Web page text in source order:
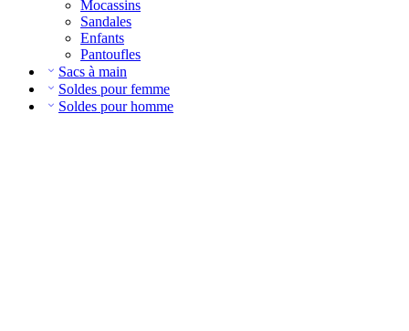
Mocassins
Sandales
Enfants
Pantoufles
Sacs à main
Soldes pour femme
Soldes pour homme